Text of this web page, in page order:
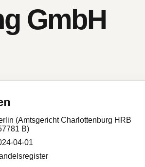
GmbH
(Amtsgericht Charlottenburg HRB
B)
04-01